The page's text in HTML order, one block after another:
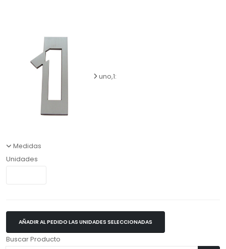
Buscar Producto
uno,1:
Medidas
Unidades
AÑADIR AL PEDIDO LAS UNIDADES SELECCIONADAS